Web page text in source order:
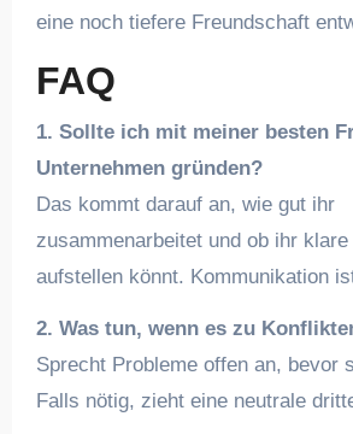
eine noch tiefere Freundschaft
FAQ
1. Sollte ich mit meiner besten
Unternehmen gründen?
Das kommt darauf an, wie gut ihr
zusammenarbeitet und ob ihr klare
aufstellen könnt. Kommunikation
2. Was tun, wenn es zu
Sprecht Probleme offen an, bevor
Falls nötig, zieht eine neutrale